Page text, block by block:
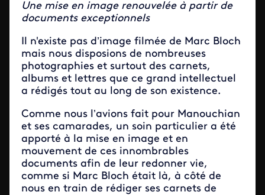
Une mise en image renouvelée à partir de
documents exceptionnels
Il n'existe pas d’image filmée de Marc Bloch
mais nous disposions de nombreuses
photographies et surtout des carnets,
albums et lettres que ce grand intellectuel
a rédigés tout au long de son existence.
Comme nous l’avions fait pour Manouchian
et ses camarades, un soin particulier a été
apporté à la mise en image et en
mouvement de ces innombrables
documents afin de leur redonner vie,
comme si Marc Bloch était là, à côté de
nous en train de rédiger ses carnets de